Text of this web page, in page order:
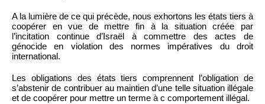
A la lumière de ce qui précède, nous exhortons les états tiers à
coopérer en vue de mettre fin à la situation créée par
l’incitation continue d’Israël à commettre des actes de
génocide en violation des normes impératives du droit
international.
Les obligations des états tiers comprennent l’obligation de
s’abstenir de contribuer au maintien d’une telle situation illégale
et de coopérer pour mettre un terme à c comportement illégal.